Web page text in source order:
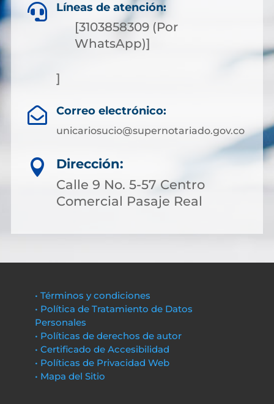
 Líneas de atención:
[3103858309 (Por
WhatsApp)]
]
 Correo electrónico:
unicariosucio@supernotariado.gov.co

Dirección:
Calle 9 No. 5-57 Centro
Comercial Pasaje Real
• Términos y condiciones
• Política de Tratamiento de Datos
Personales
• Políticas de derechos de autor
• Certificado de Accesibilidad
• Políticas de Privacidad Web
• Mapa del Sitio